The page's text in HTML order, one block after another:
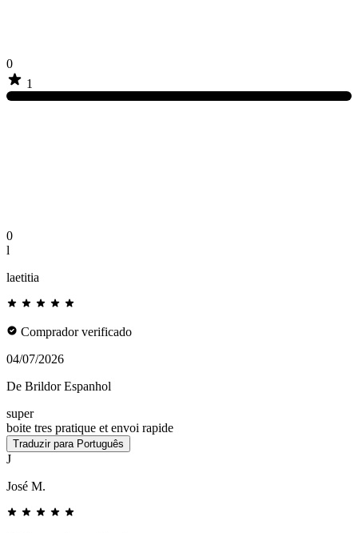
0
1
0
l
laetitia
Comprador verificado
04/07/2026
De Brildor Espanhol
super
boite tres pratique et envoi rapide
Traduzir para Português
J
José M.